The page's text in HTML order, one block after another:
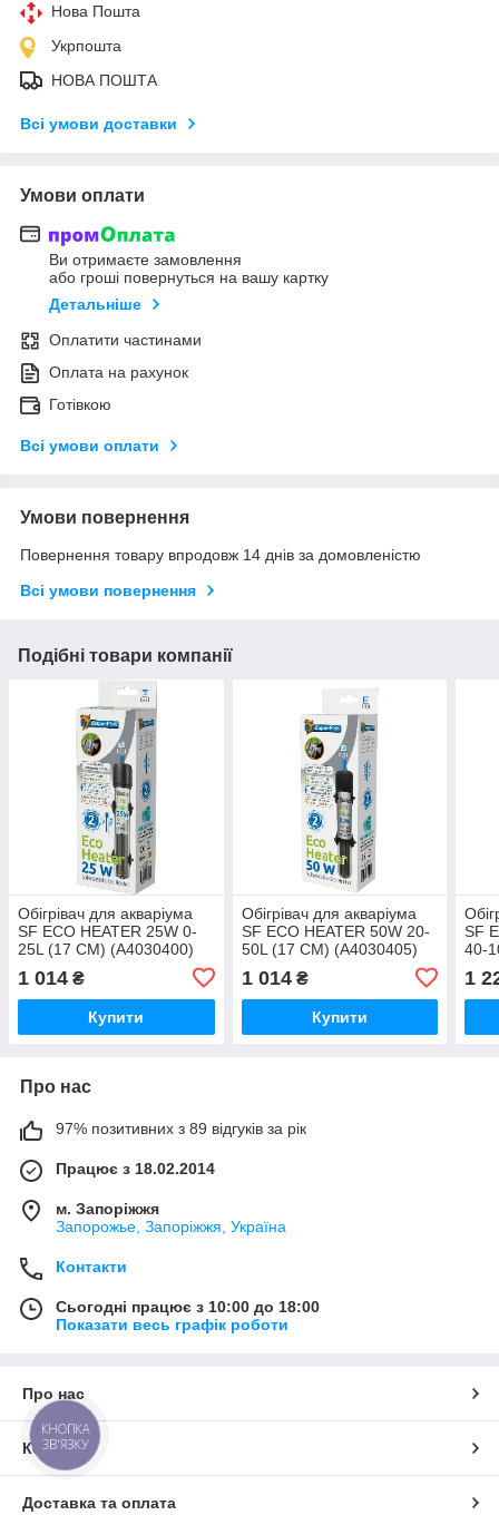
Нова Пошта
Укрпошта
НОВА ПОШТА
Всі умови доставки
Умови оплати
Ви отримаєте замовлення
або гроші повернуться на вашу картку
Детальніше
Оплатити частинами
Оплата на рахунок
Готівкою
Всі умови оплати
Умови повернення
Повернення товару впродовж 14 днів за домовленістю
Всі умови повернення
Подібні товари компанії
Обігрівач для акваріума
SF ECO HEATER 25W 0-
25L (17 CM) (A4030400)
1 014 ₴
Купити
Обігрівач для акваріума
SF ECO HEATER 50W 20-
50L (17 CM) (A4030405)
1 014₴
Купити
SF
40-
1
Про нас
97% позитивних з 89 відгуків за рік
Працює з 18.02.2014
м. Запоріжжя
Запорожье, Запоріжжя, Україна
Контакти
Сьогодні працює з 10:00 до 18:00
Показати весь графік роботи
Про нас
Контакти
Доставка та оплата
КНОПКА
ЗВ'ЯЗКУ